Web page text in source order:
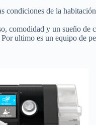
de la
comodidad y un sueño de
ultimo es un equipo de